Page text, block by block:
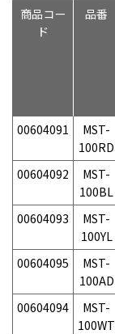
商品コー
ド
品番
00604091
MST-
100RD
00604092
MST-
100BL
00604093
MST-
100YL
00604095
MST-
100AD
00604094
MST-
100WT